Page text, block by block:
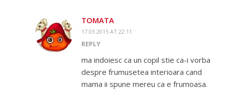
TOMATA
17.03.2015 AT 22:11
REPLY
ma indoiesc ca un copil stie ca-i vorba
despre frumusetea interioara cand
mama ii spune mereu ca e frumoasa.